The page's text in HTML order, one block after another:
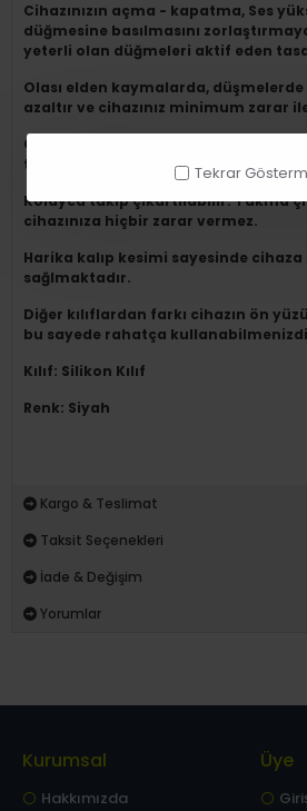
Tekrar
Cihazınızın açma - kapatma, Ses
düğmesine basılmasını
yeterli olan düğmeleri aktif eden
Olası elden kaymalarda,
azaltır ve cihazınız minimum zarar
Cihazınızı çiziklerden, kirden ve
tamamen korur.
Kolayca takıp çıkartılabilir. Takma
cihazınıza hiçbir zarar vermez.
Harika kalıp kesimi sayesinde
sağlmaktadır.
Diğer kılıflardan farkı cihazın ön
bu sayede rahatça
Kılıf: Silikon Kılıf
Renk: Siyah
Kargo & Teslimat
Taksit Seçenekleri
İade & Değişim
Yorumlar
Kurumsal
Hakkımızda
Üye